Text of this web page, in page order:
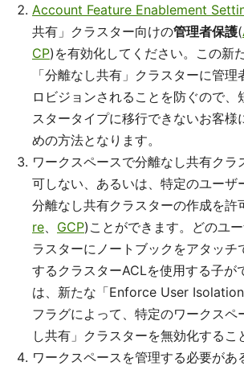
Account Feature Enablement
共有」クラスター向けの管理者保護(
CP)を有効化してください。この新
「分離なし共有」クラスターに管
ロビジョンされることを防ぐので、
スタータイプに移行できないお客様
めの方法となります。
ワークスペースで分離なし共有クラ
可しない、あるいは、特定のユーザ
分離なし共有クラスターの作成を許
re
GCP)ことができます。どのユ
ラスターにノートブックをアタッチ
するクラスターACLを使用する子が
は、新たな「Enforce User
フラグによって、特定のワークスペ
し共有」クラスターを無効化するこ
ワークスペースを管理する必要があ